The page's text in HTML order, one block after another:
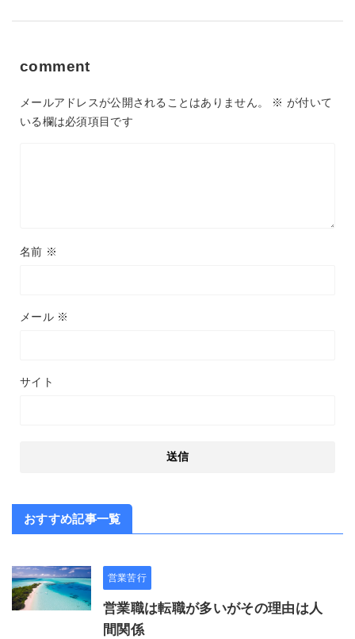
comment
メールアドレスが公開されることはありません。 ※ が付いて
いる欄は必須項目です
名前 ※
メール ※
サイト
おすすめ記事一覧
営業苦行
営業職は転職が多いがその理由は人
間関係